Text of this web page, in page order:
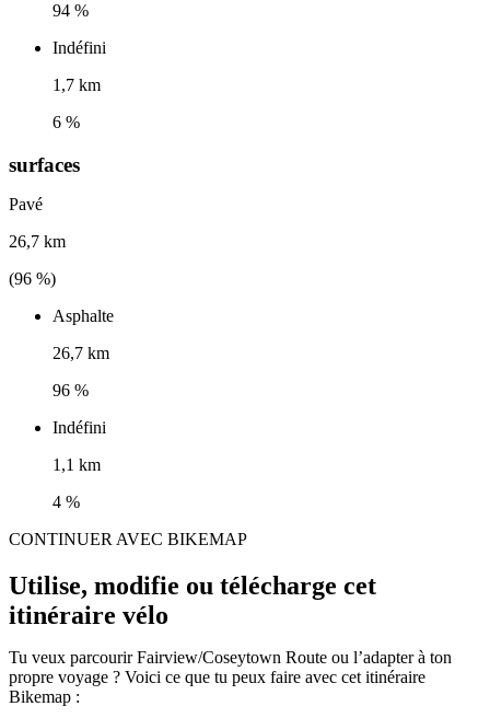
94 %
Indéfini
1,7 km
6 %
surfaces
Pavé
26,7 km
(96 %)
Asphalte
26,7 km
96 %
Indéfini
1,1 km
4 %
CONTINUER AVEC BIKEMAP
Utilise, modifie ou télécharge cet
itinéraire vélo
Tu veux parcourir Fairview/Coseytown Route ou l’adapter à ton
propre voyage ? Voici ce que tu peux faire avec cet itinéraire
Bikemap :